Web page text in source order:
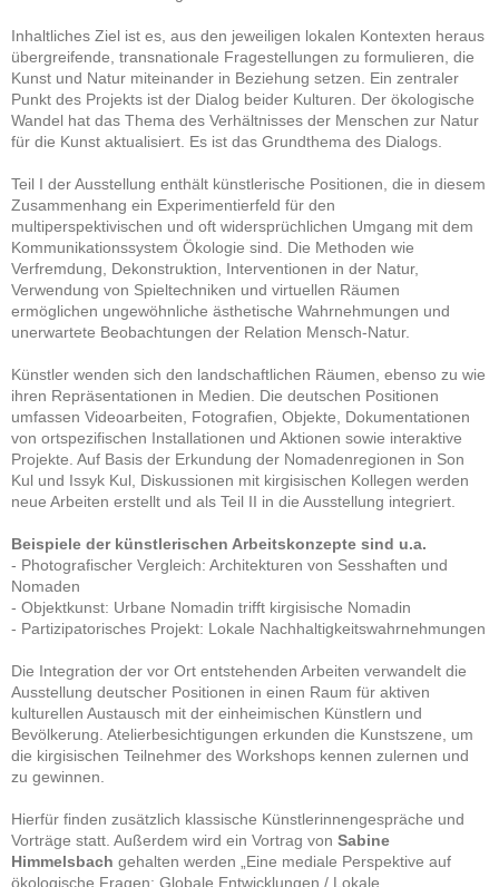
Inhaltliches Ziel ist es, aus den jeweiligen lokalen Kontexten heraus
übergreifende, transnationale Fragestellungen zu formulieren, die
Kunst und Natur miteinander in Beziehung setzen. Ein zentraler
Punkt des Projekts ist der Dialog beider Kulturen. Der ökologische
Wandel hat das Thema des Verhältnisses der Menschen zur Natur
für die Kunst aktualisiert. Es ist das Grundthema des Dialogs.
Teil I der Ausstellung enthält künstlerische Positionen, die in diesem
Zusammenhang ein Experimentierfeld für den
multiperspektivischen und oft widersprüchlichen Umgang mit dem
Kommunikationssystem Ökologie sind. Die Methoden wie
Verfremdung, Dekonstruktion, Interventionen in der Natur,
Verwendung von Spieltechniken und virtuellen Räumen
ermöglichen ungewöhnliche ästhetische Wahrnehmungen und
unerwartete Beobachtungen der Relation Mensch-Natur.
Künstler wenden sich den landschaftlichen Räumen, ebenso zu wie
ihren Repräsentationen in Medien. Die deutschen Positionen
umfassen Videoarbeiten, Fotografien, Objekte, Dokumentationen
von ortspezifischen Installationen und Aktionen sowie interaktive
Projekte. Auf Basis der Erkundung der Nomadenregionen in Son
Kul und Issyk Kul, Diskussionen mit kirgisischen Kollegen werden
neue Arbeiten erstellt und als Teil II in die Ausstellung integriert.
Beispiele der künstlerischen Arbeitskonzepte sind u.a.
- Photografischer Vergleich: Architekturen von Sesshaften und
Nomaden
- Objektkunst: Urbane Nomadin trifft kirgisische Nomadin
- Partizipatorisches Projekt: Lokale Nachhaltigkeitswahrnehmungen
Die Integration der vor Ort entstehenden Arbeiten verwandelt die
Ausstellung deutscher Positionen in einen Raum für aktiven
kulturellen Austausch mit der einheimischen Künstlern und
Bevölkerung. Atelierbesichtigungen erkunden die Kunstszene, um
die kirgisischen Teilnehmer des Workshops kennen zulernen und
zu gewinnen.
Hierfür finden zusätzlich klassische Künstlerinnengespräche und
Vorträge statt. Außerdem wird ein Vortrag von Sabine
Himmelsbach gehalten werden „Eine mediale Perspektive auf
ökologische Fragen: Globale Entwicklungen / Lokale